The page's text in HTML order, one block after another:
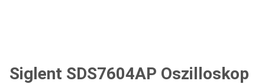
Siglent SDS7604AP Oszilloskop